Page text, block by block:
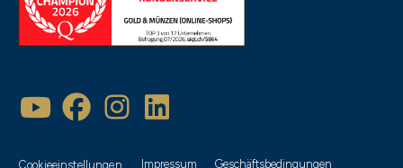
Neueste
Cookieeinstellungen Impressum Geschäftsbedingungen